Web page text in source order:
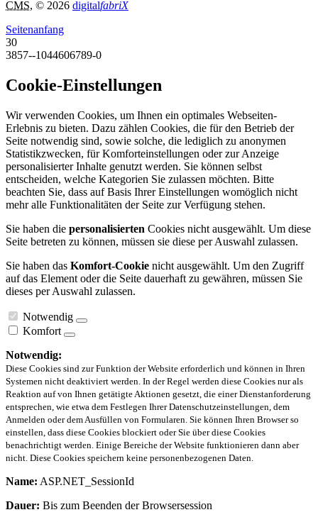
CMS, © 2026 digitalfabriX
Seitenanfang
30
3857--1044606789-0
Cookie-Einstellungen
Wir verwenden Cookies, um Ihnen ein optimales Webseiten-
Erlebnis zu bieten. Dazu zählen Cookies, die für den Betrieb der
Seite notwendig sind, sowie solche, die lediglich zu anonymen
Statistikzwecken, für Komforteinstellungen oder zur Anzeige
personalisierter Inhalte genutzt werden. Sie können selbst
entscheiden, welche Kategorien Sie zulassen möchten. Bitte
beachten Sie, dass auf Basis Ihrer Einstellungen womöglich nicht
mehr alle Funktionalitäten der Seite zur Verfügung stehen.
Sie haben die personalisierten Cookies nicht ausgewählt. Um diese
Seite betreten zu können, müssen sie diese per Auswahl zulassen.
Sie haben das Komfort-Cookie nicht ausgewählt. Um den Zugriff
auf das Element oder die Seite dauerhaft zu gewähren, müssen Sie
dieses per Auswahl zulassen.
Notwendig
Komfort
Notwendig:
Diese Cookies sind zur Funktion der Website erforderlich und können in Ihren
Systemen nicht deaktiviert werden. In der Regel werden diese Cookies nur als
Reaktion auf von Ihnen getätigte Aktionen gesetzt, die einer Dienstanforderung
entsprechen, wie etwa dem Festlegen Ihrer Datenschutzeinstellungen, dem
Anmelden oder dem Ausfüllen von Formularen. Sie können Ihren Browser so
einstellen, dass diese Cookies blockiert oder Sie über diese Cookies
benachrichtigt werden. Einige Bereiche der Website funktionieren dann aber
nicht. Diese Cookies speichern keine personenbezogenen Daten.
Name: ASP.NET_SessionId
Dauer: Bis zum Beenden der Browsersession